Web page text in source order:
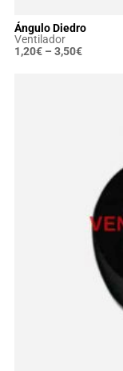
Ángulo Diedro
Ventilador
1,20€– 3,50€